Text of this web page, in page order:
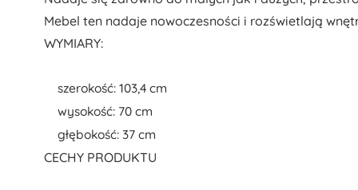
Mebel ten nadaje nowoczesności i rozświetlają
WYMIARY:
szerokość: 103,4 cm
wysokość: 70 cm
głębokość: 37 cm
CECHY PRODUKTU